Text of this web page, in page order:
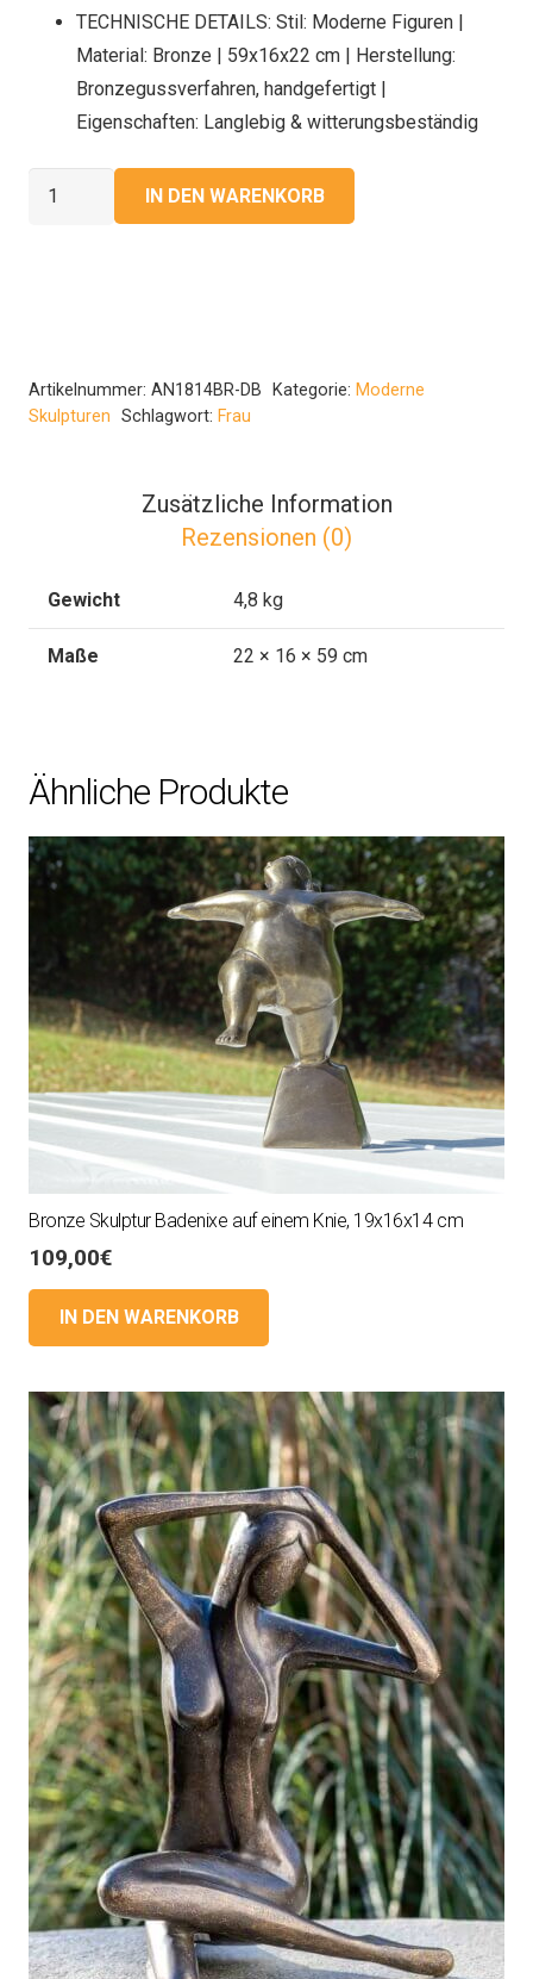
TECHNISCHE DETAILS: Stil: Moderne Figuren |
Material: Bronze | 59x16x22 cm | Herstellung:
Bronzegussverfahren, handgefertigt |
Eigenschaften: Langlebig & witterungsbeständig
IN DEN WARENKORB
Artikelnummer: AN1814BR-DB Kategorie: Moderne
Skulpturen Schlagwort: Frau
Zusätzliche Information
Rezensionen (0)
Gewicht 4,8 kg
Maße 22 × 16 × 59 cm
Ähnliche Produkte
Bronze Skulptur Badenixe auf einem Knie, 19x16x14 cm
109,00€
IN DEN WARENKORB